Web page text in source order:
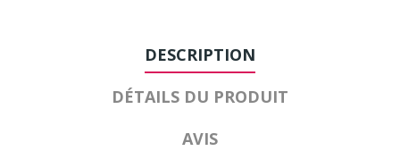
DESCRIPTION
DÉTAILS DU PRODUIT
AVIS